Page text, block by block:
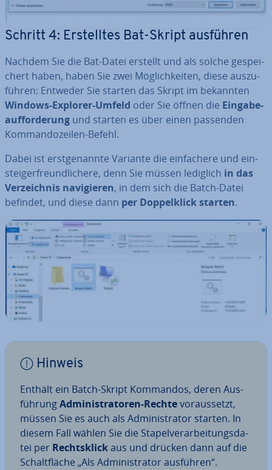
Schritt 4: Er­stell­tes Bat-Skript ausführen
Nachdem Sie die Bat-Datei erstellt und als solche ge­spei­
chert haben, haben Sie zwei Mög­lich­kei­ten, diese aus­zu­
füh­ren: Entweder Sie starten das Skript im bekannten
Windows-Explorer-Umfeld oder Sie öffnen die Ein­ga­be­
auf­for­de­rung und starten es über einen passenden
Kom­man­do­zei­len-Befehl.
Dabei ist erst­ge­nann­te Variante die ein­fa­che­re und ein­
steig­er­freund­li­che­re, denn Sie müssen lediglich in das
Ver­zeich­nis na­vi­gie­ren, in dem sich die Batch-Datei
befindet, und diese dann per Dop­pel­klick starten.
Hinweis
Enthält ein Batch-Skript Kommandos, deren Aus­
füh­rungAd­mi­nis­tra­to­ren-Rechtevor­aus­setzt,
müssen Sie es auch als Ad­mi­nis­tra­tor starten. In
diesem Fall wählen Sie die Sta­pel­ver­ar­bei­tungs­da­
tei per Rechts­klickaus und drücken dann auf die
Schalt­flä­che „Als Ad­mi­nis­tra­tor ausführen“.